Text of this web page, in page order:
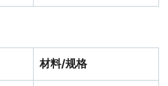
材料/规格